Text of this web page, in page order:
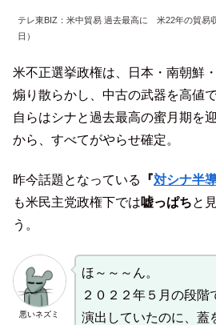
テレ東BIZ：米中貿易 過去最高に 米22年の貿易
日）
米不正選挙政権は、日本・南朝鮮
煽り散らかし、中古の武器を高値
自らはシナと過去最高の蜜月期を
から、すべてがやらせ確定。
昨今話題となっている 『対シナ半
も米民主党政権下では嘘っぱちと
う。
悪いネズミ
ほ～～～ん。
２０２２年５月の段階
演出していたのに、蓋